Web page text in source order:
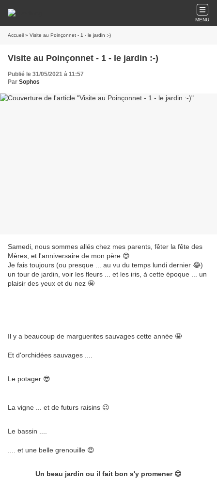
MENU
Accueil » Visite au Poinçonnet - 1 - le jardin :-)
Visite au Poinçonnet - 1 - le jardin :-)
Publié le 31/05/2021 à 11:57
Par Sophos
Samedi, nous sommes allés chez mes parents, fêter la fête des
Mères, et l'anniversaire de mon père 😍
Je fais toujours (ou presque ... au vu du temps lundi dernier 😂)
un tour de jardin, voir les fleurs ... et les iris, à cette époque ... un
plaisir des yeux et du nez 🤩
Il y a beaucoup de marguerites sauvages cette année 🤩
Et d'orchidées sauvages ....
Le potager 😎
La vigne ... et de futurs raisins 😉
Le bassin ....
.... et une belle grenouille 😍
Un beau jardin ou il fait bon s'y promener 😍